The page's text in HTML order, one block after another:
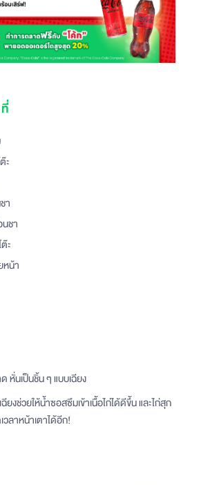
ะ
า
ชา
ะ
หน้า
หั่นเป็นชิ้น ๆ แบบเฉียง
ยงช่วยให้น้ำซอสซึมเข้าเนื้อไก่ได้ดีขึ้น และไก่สุก
วลาหน้าเตาได้อีก!